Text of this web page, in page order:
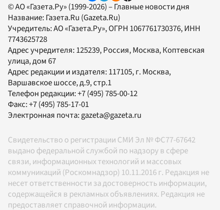
© АО «Газета.Ру» (1999-2026) – Главные новости дня
Название: Газета.Ru (Gazeta.Ru)
Учредитель:АО «Газета.Ру», ОГРН 1067761730376, ИНН
7743625728
Адрес учредителя: 125239, Россия, Москва, Коптевская
улица, дом 67
Адрес редакции и издателя: 117105, г. Москва,
Варшавское шоссе, д.9, стр.1
Телефон редакции:+7 (495) 785-00-12
Факс:+7 (495) 785-17-01
Электронная почта: gazeta@gazeta.ru
Свидетельство о регистрации СМИ Эл № ФС77-67642
выдано федеральной службой по надзору в сфере
связи, информационных технологий и массовых
коммуникаций (Роскомнадзор) 10.11.2016 г. Редакция не
несет ответственности за достоверность информации,
содержащейся в рекламных объявлениях. Редакция не
предоставляет справочной информации.